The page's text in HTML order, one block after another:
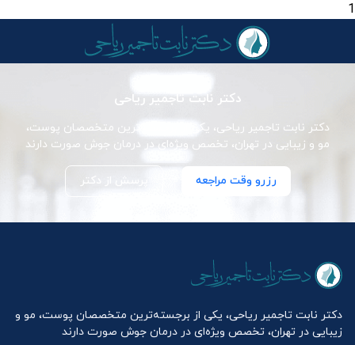
1
دکتر نابت تاجمیر ریاحی
دکتر نابت تاجمیر ریاحی، یکی از برجسته‌ترین متخصصان پوست،
مو و زیبایی در تهران، تخصص ویژه‌ای در درمان جوش صورت دارند
رزرو وقت مراجعه پرسش از دکتر
دکتر نابت تاجمیر ریاحی، یکی از برجسته‌ترین متخصصان پوست، مو و
زیبایی در تهران، تخصص ویژه‌ای در درمان جوش صورت دارند